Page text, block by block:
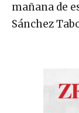
mañana de
Sánchez